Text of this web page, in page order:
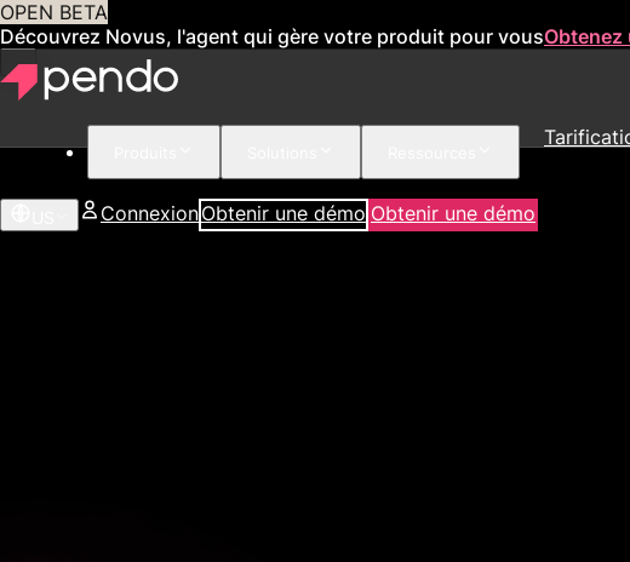
OPEN BETA
Découvrez Novus, l'agent qui gère votre produit pour vousObtenez
ConnexionObtenir une démo Obtenir une démo